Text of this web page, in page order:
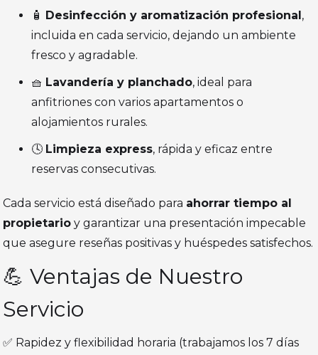
🧴
Desinfección y aromatización profesional ,
incluida en cada servicio, dejando un ambiente
fresco y agradable.
🧺 Lavandería y planchado, ideal para
anfitriones con varios apartamentos o
alojamientos rurales.
🕓 Limpieza express, rápida y eficaz entre
reservas consecutivas.
Cada servicio está diseñado para ahorrar tiempo al
propietario y garantizar una presentación impecable
que asegure reseñas positivas y huéspedes satisfechos.
💪 Ventajas de Nuestro
Servicio
✅ Rapidez y flexibilidad horaria (trabajamos los 7 días